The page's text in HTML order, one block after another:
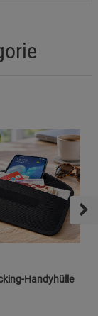
Handyhülle